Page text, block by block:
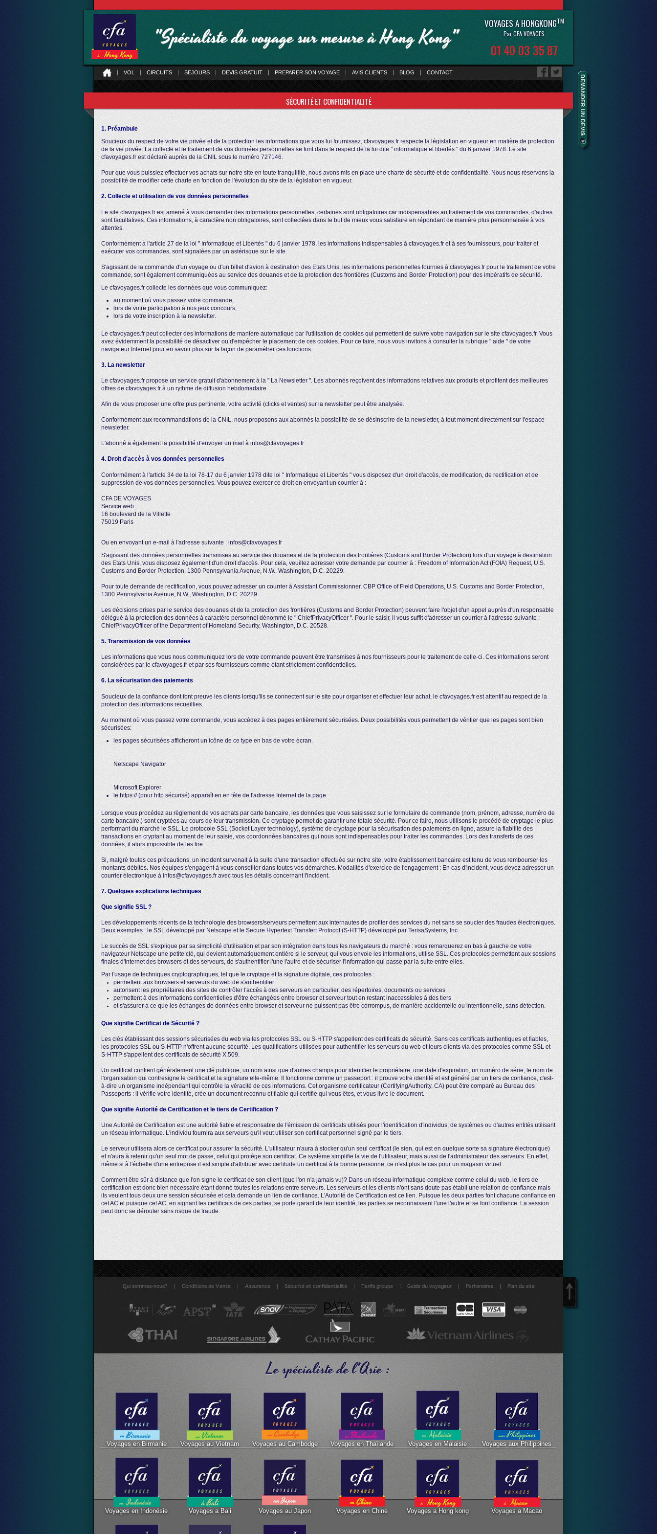
"Spécialiste du voyage sur mesure à Hong Kong"
VOYAGES A HONGKONGTM
Par CFA VOYAGES
01 40 03 35 87
VOL CIRCUITS SEJOURS DEVIS GRATUIT PREPARER SON VOYAGE AVIS CLIENTS BLOG CONTACT
SÉCURITÉ ET CONFIDENTIALITÉ
1. Préambule
Soucieux du respect de votre vie privée et de la protection les informations que vous lui fournissez, cfavoyages.fr respecte la législation en vigueur en matière de protection
de la vie privée. La collecte et le traitement de vos données personnelles se font dans le respect de la loi dite " informatique et libertés " du 6 janvier 1978. Le site
cfavoyages.fr est déclaré auprès de la CNIL sous le numéro 727146.
Pour que vous puissiez effectuer vos achats sur notre site en toute tranquillité, nous avons mis en place une charte de sécurité et de confidentialité. Nous nous réservons la
possibilité de modifier cette charte en fonction de l'évolution du site de la législation en vigueur.
2. Collecte et utilisation de vos données personnelles
Le site cfavoyages.fr est amené à vous demander des informations personnelles, certaines sont obligatoires car indispensables au traitement de vos commandes, d'autres
sont facultatives. Ces informations, à caractère non obligatoires, sont collectées dans le but de mieux vous satisfaire en répondant de manière plus personnalisée à vos
attentes.
Conformément à l'article 27 de la loi " Informatique et Libertés " du 6 janvier 1978, les informations indispensables à cfavoyages.fr et à ses fournisseurs, pour traiter et
exécuter vos commandes, sont signalées par un astérisque sur le site.
S'agissant de la commande d'un voyage ou d'un billet d'avion à destination des Etats Unis, les informations personnelles fournies à cfavoyages.fr pour le traitement de votre
commande, sont également communiquées au service des douanes et de la protection des frontières (Customs and Border Protection) pour des impératifs de sécurité.
Le cfavoyages.fr collecte les données que vous communiquez:
au moment où vous passez votre commande,
lors de votre participation à nos jeux concours,
lors de votre inscription à la newsletter.
Le cfavoyages.fr peut collecter des informations de manière automatique par l'utilisation de cookies qui permettent de suivre votre navigation sur le site cfavoyages.fr. Vous
avez évidemment la possibilité de désactiver ou d'empêcher le placement de ces cookies. Pour ce faire, nous vous invitons à consulter la rubrique " aide " de votre
navigateur Internet pour en savoir plus sur la façon de paramétrer ces fonctions.
3. La newsletter
Le cfavoyages.fr propose un service gratuit d'abonnement à la " La Newsletter ". Les abonnés reçoivent des informations relatives aux produits et profitent des meilleures
offres de cfavoyages.fr à un rythme de diffusion hebdomadaire.
Afin de vous proposer une offre plus pertinente, votre activité (clicks et ventes) sur la newsletter peut être analysée.
Conformément aux recommandations de la CNIL, nous proposons aux abonnés la possibilité de se désinscrire de la newsletter, à tout moment directement sur l'espace
newsletter.
L'abonné a également la possibilité d'envoyer un mail à infos@cfavoyages.fr
4. Droit d'accès à vos données personnelles
Conformément à l'article 34 de la loi 78-17 du 6 janvier 1978 dite loi " Informatique et Libertés " vous disposez d'un droit d'accès, de modification, de rectification et de
suppression de vos données personnelles. Vous pouvez exercer ce droit en envoyant un courrier à :
CFA DE VOYAGES
Service web
16 boulevard de la Villette
75019 Paris
Ou en envoyant un e-mail à l'adresse suivante : infos@cfavoyages.fr
S'agissant des données personnelles transmises au service des douanes et de la protection des frontières (Customs and Border Protection) lors d'un voyage à destination
des Etats Unis, vous disposez également d'un droit d'accès. Pour cela, veuillez adresser votre demande par courrier à : Freedom of Information Act (FOIA) Request, U.S.
Customs and Border Protection, 1300 Pennsylvania Avenue, N.W., Washington, D.C. 20229.
Pour toute demande de rectification, vous pouvez adresser un courrier à Assistant Commissionner, CBP Office of Field Operations, U.S. Customs and Border Protection,
1300 Pennsylvania Avenue, N.W., Washington, D.C. 20229.
Les décisions prises par le service des douanes et de la protection des frontières (Customs and Border Protection) peuvent faire l'objet d'un appel auprès d'un responsable
délégué à la protection des données à caractère personnel dénommé le " ChiefPrivacyOfficer ". Pour le saisir, il vous suffit d'adresser un courrier à l'adresse suivante :
ChiefPrivacyOfficer of the Department of Homeland Security, Washington, D.C. 20528.
5. Transmission de vos données
Les informations que vous nous communiquez lors de votre commande peuvent être transmises à nos fournisseurs pour le traitement de celle-ci. Ces informations seront
considérées par le cfavoyages.fr et par ses fournisseurs comme étant strictement confidentielles.
6. La sécurisation des paiements
Soucieux de la confiance dont font preuve les clients lorsqu'ils se connectent sur le site pour organiser et effectuer leur achat, le cfavoyages.fr est attentif au respect de la
protection des informations recueillies.
Au moment où vous passez votre commande, vous accédez à des pages entièrement sécurisées. Deux possibilités vous permettent de vérifier que les pages sont bien
sécurisées:
les pages sécurisées afficheront un icône de ce type en bas de votre écran.
Netscape Navigator
Microsoft Explorer
le https:// (pour http sécurisé) apparaît en en tête de l'adresse Internet de la page.
Lorsque vous procédez au règlement de vos achats par carte bancaire, les données que vous saisissez sur le formulaire de commande (nom, prénom, adresse, numéro de
carte bancaire.) sont cryptées au cours de leur transmission. Ce cryptage permet de garantir une totale sécurité. Pour ce faire, nous utilisons le procédé de cryptage le plus
performant du marché le SSL. Le protocole SSL (Socket Layer technology), système de cryptage pour la sécurisation des paiements en ligne, assure la fiabilité des
transactions en cryptant au moment de leur saisie, vos coordonnées bancaires qui nous sont indispensables pour traiter les commandes. Lors des transferts de ces
données, il alors impossible de les lire.
Si, malgré toutes ces précautions, un incident survenait à la suite d'une transaction effectuée sur notre site, votre établissement bancaire est tenu de vous rembourser les
montants débités. Nos équipes s'engagent à vous conseiller dans toutes vos démarches. Modalités d'exercice de l'engagement : En cas d'incident, vous devez adresser un
courrier électronique à infos@cfavoyages.fr avec tous les détails concernant l'incident.
7. Quelques explications techniques
Que signifie SSL ?
Les développements récents de la technologie des browsers/serveurs permettent aux internautes de profiter des services du net sans se soucier des fraudes électroniques.
Deux exemples : le SSL développé par Netscape et le Secure Hypertext Transfert Protocol (S-HTTP) développé par TerisaSystems, Inc.
Le succès de SSL s'explique par sa simplicité d'utilisation et par son intégration dans tous les navigateurs du marché : vous remarquerez en bas à gauche de votre
navigateur Netscape une petite clé, qui devient automatiquement entière si le serveur, qui vous envoie les informations, utilise SSL. Ces protocoles permettent aux sessions
finales d'Internet des browsers et des serveurs, de s'authentifier l'une l'autre et de sécuriser l'information qui passe par la suite entre elles.
Par l'usage de techniques cryptographiques, tel que le cryptage et la signature digitale, ces protocoles :
permettent aux browsers et serveurs du web de s'authentifier
autorisent les propriétaires des sites de contrôler l'accès à des serveurs en particulier, des répertoires, documents ou services
permettent à des informations confidentielles d'être échangées entre browser et serveur tout en restant inaccessibles à des tiers
et s'assurer à ce que les échanges de données entre browser et serveur ne puissent pas être corrompus, de manière accidentelle ou intentionnelle, sans détection.
Que signifie Certificat de Sécurité ?
Les clés établissant des sessions sécurisées du web via les protocoles SSL ou S-HTTP s'appellent des certificats de sécurité. Sans ces certificats authentiques et fiables,
les protocoles SSL ou S-HTTP n'offrent aucune sécurité. Les qualifications utilisées pour authentifier les serveurs du web et leurs clients via des protocoles comme SSL et
S-HTTP s'appellent des certificats de sécurité X.509.
Un certificat contient généralement une clé publique, un nom ainsi que d'autres champs pour identifier le propriétaire, une date d'expiration, un numéro de série, le nom de
l'organisation qui contresigne le certificat et la signature elle-même. Il fonctionne comme un passeport : il prouve votre identité et est généré par un tiers de confiance, c'est-
à-dire un organisme indépendant qui contrôle la véracité de ces informations. Cet organisme certificateur (CertifyingAuthority, CA) peut être comparé au Bureau des
Passeports : il vérifie votre identité, crée un document reconnu et fiable qui certifie qui vous êtes, et vous livre le document.
Que signifie Autorité de Certification et le tiers de Certification ?
Une Autorité de Certification est une autorité fiable et responsable de l'émission de certificats utilisés pour l'identification d'individus, de systèmes ou d'autres entités utilisant
un réseau informatique. L'individu fournira aux serveurs qu'il veut utiliser son certificat personnel signé par le tiers.
Le serveur utilisera alors ce certificat pour assurer la sécurité. L'utilisateur n'aura à stocker qu'un seul certificat (le sien, qui est en quelque sorte sa signature électronique)
et n'aura à retenir qu'un seul mot de passe, celui qui protège son certificat. Ce système simplifie la vie de l'utilisateur, mais aussi de l'administrateur des serveurs. En effet,
même si à l'échelle d'une entreprise il est simple d'attribuer avec certitude un certificat à la bonne personne, ce n'est plus le cas pour un magasin virtuel.
Comment être sûr à distance que l'on signe le certificat de son client (que l'on n'a jamais vu)? Dans un réseau informatique complexe comme celui du web, le tiers de
certification est donc bien nécessaire étant donné toutes les relations entre serveurs. Les serveurs et les clients n'ont sans doute pas établi une relation de confiance mais
ils veulent tous deux une session sécurisée et cela demande un lien de confiance. L'Autorité de Certification est ce lien. Puisque les deux parties font chacune confiance en
cet AC et puisque cet AC, en signant les certificats de ces parties, se porte garant de leur identité, les parties se reconnaissent l'une l'autre et se font confiance. La session
peut donc se dérouler sans risque de fraude.
Qui sommes-nous? | Conditions de Vente | Assurance | Sécurité et confidentialité | Tarifs groupe | Guide du voyageur | Partenaires | Plan du site
Le spécialiste de l'Asie :
Voyages en Birmanie Voyages au Vietnam Voyages au Cambodge Voyages en Thaïlande Voyages en Malaisie Voyages aux Philippines
Voyages en Indonésie Voyages a Bali Voyages au Japon Voyages en Chine Voyages a Hong kong Voyages a Macao